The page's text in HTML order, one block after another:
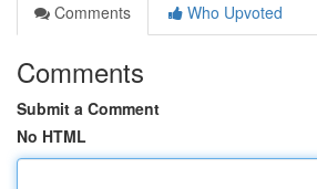
Comments
Who Upvoted
Comments
Submit a Comment
No HTML